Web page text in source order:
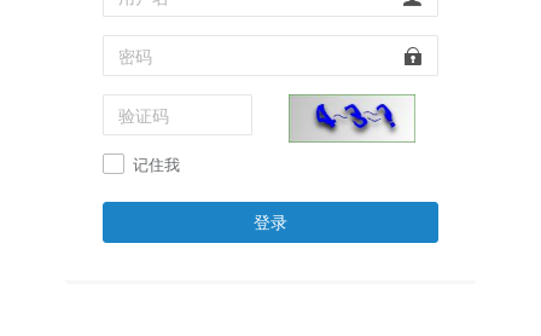
记住我
登录